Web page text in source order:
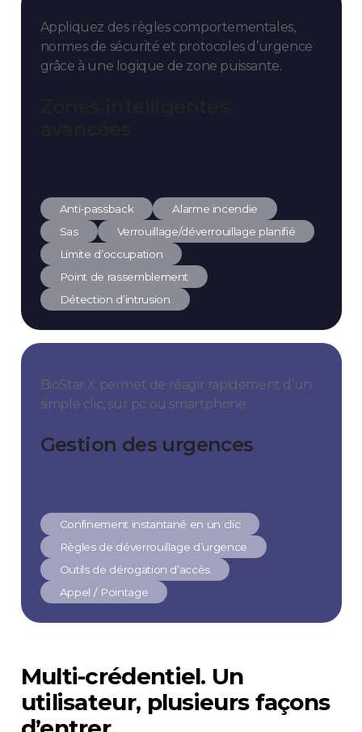
Appliquez des règles comportementales,
normes de sécurité et protocoles d’urgence
grâce à une logique de zone puissante.
Anti-passback
Alarme incendie
Sas
Verrouillage/déverrouillage planifié
Limite d’occupation
Point de rassemblement
Détection d’intrusion
BioStar X permet de réagir rapidement d’un
simple clic, sur pc ou smartphone.
Gestion des urgences
Confinement instantané en un clic
Règles de déverrouillage d’urgence
Outils de dérogation d’accès
Appel / Pointage
Multi-crédentiel. Un
utilisateur, plusieurs façons